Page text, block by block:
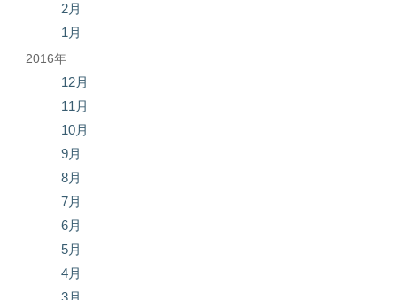
2月
1月
2016年
12月
11月
10月
9月
8月
7月
6月
5月
4月
3月